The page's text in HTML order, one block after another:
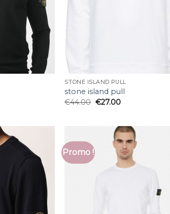
STONE ISLAND PULL
stone island pull
€44.00 €27.00
Promo !